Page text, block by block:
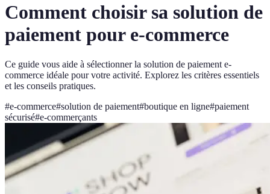
Comment choisir sa solution de
paiement pour e-commerce
Ce guide vous aide à sélectionner la solution de paiement e-
commerce idéale pour votre activité. Explorez les critères essentiels
et les conseils pratiques.
#e-commerce#solution de paiement#boutique en ligne#paiement
sécurisé#e-commerçants